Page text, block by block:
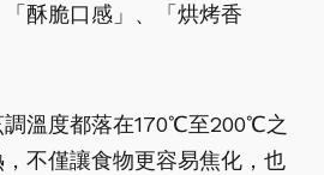
酥脆口感」、「烘烤香
調溫度都落在170℃至200℃之
不僅讓食物更容易焦化，也